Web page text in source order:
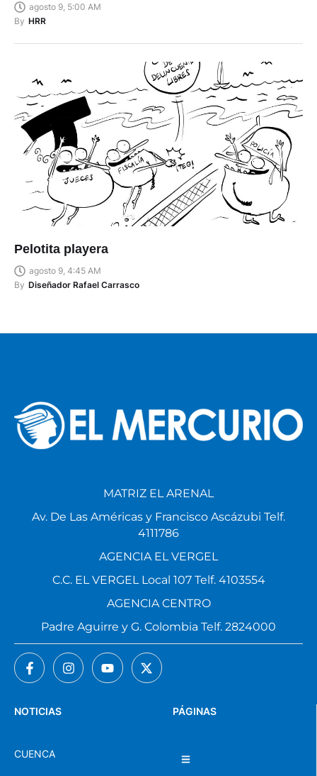
agosto 9, 5:00 AM
By HRR
Pelotita playera
agosto 9, 4:45 AM
By Diseñador Rafael Carrasco
PÁGINAS
NOTICIAS
CUENCA
MATRIZ EL ARENAL
Av. De Las Américas y Francisco Ascázubi Telf.
4111786
AGENCIA EL VERGEL
C.C. EL VERGEL Local 107 Telf. 4103554
AGENCIA CENTRO
Padre Aguirre y G. Colombia Telf. 2824000